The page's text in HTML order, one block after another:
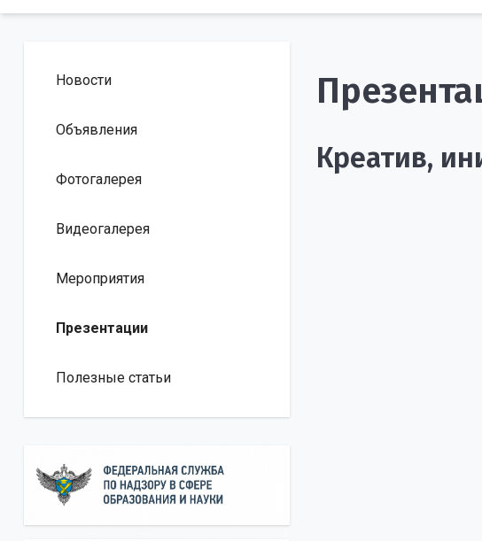
Новости
Объявления
Фотогалерея
Видеогалерея
Мероприятия
Презентации
Полезные статьи
Креатив,